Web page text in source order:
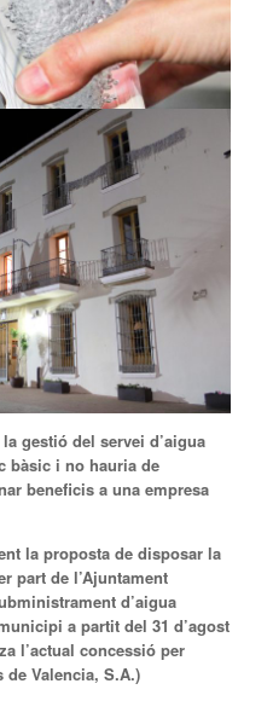
gestió del servei d’aigua
bàsic i no hauria de
beneficis a una empresa
la proposta de disposar la
part de l’Ajuntament
d’aigua
a partit del 31 d’agost
l’actual concessió per
Valencia, S.A.)